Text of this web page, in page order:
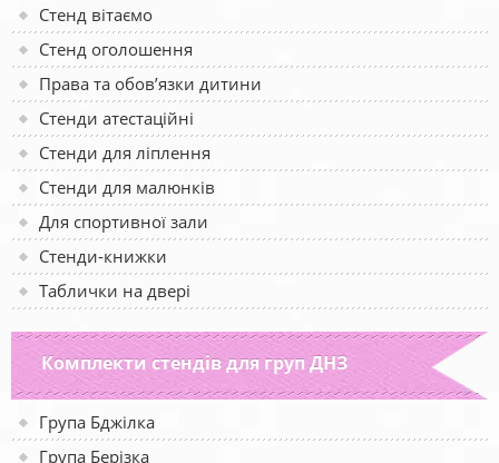
Стенд вітаємо
Стенд оголошення
Права та обов’язки дитини
Стенди атестаційні
Стенди для ліплення
Стенди для малюнків
Для спортивної зали
Стенди-книжки
Таблички на двері
Комплекти стендів для груп ДНЗ
Група Бджілка
Група Берізка